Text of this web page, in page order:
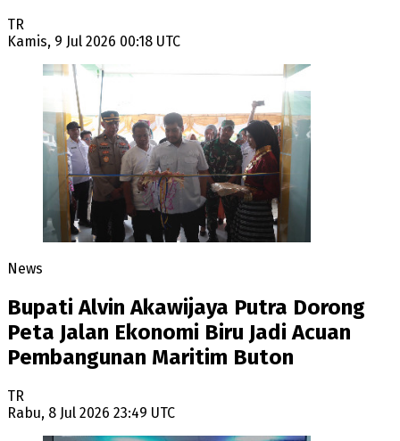
TR
Kamis, 9 Jul 2026 00:18 UTC
News
Bupati Alvin Akawijaya Putra Dorong
Peta Jalan Ekonomi Biru Jadi Acuan
Pembangunan Maritim Buton
TR
Rabu, 8 Jul 2026 23:49 UTC